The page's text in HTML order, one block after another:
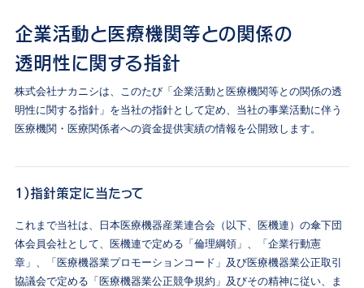
企業活動と医療機関等との関係の
透明性に関する指針
株式会社ナカニシは、このたび「企業活動と医療機関等との関係の透
明性に関する指針」を当社の指針として定め、当社の事業活動に伴う
医療機関・医療関係者への資金提供実績の情報を公開致します。
1）指針策定に当たって
これまで当社は、日本医療機器産業連合会（以下、医機連）の傘下団
体会員会社として、医機連で定める「倫理綱領」、「企業行動憲
章」、「医療機器業プロモーションコード」及び医療機器業公正取引
協議会で定める「医療機器業公正競争規約」及びその精神に従い、ま